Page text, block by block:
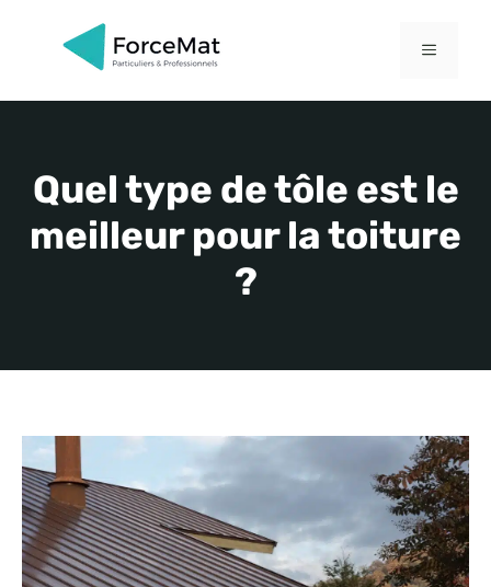
MENU
Quel type de tôle est le
meilleur pour la toiture
?